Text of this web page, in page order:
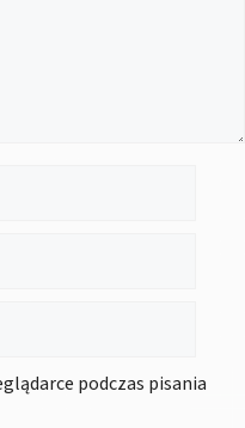
podczas pisania